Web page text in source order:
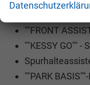
""FRONT
""KESSY GO"" -
""PARK